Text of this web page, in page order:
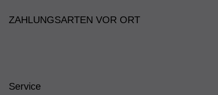
ZAHLUNGSARTEN VOR ORT
Service